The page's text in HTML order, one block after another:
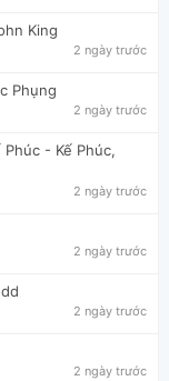
King
2 ngày trước
Phụng
2 ngày trước
Phúc - Kế Phúc,
2 ngày trước
2 ngày trước
2 ngày trước
2 ngày trước